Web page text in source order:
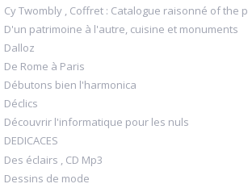
Cy Twombly , Coffret : Catalogue raisonné of the p
D'un patrimoine à l'autre, cuisine et monuments
Dalloz
De Rome à Paris
Débutons bien l'harmonica
Déclics
Découvrir l'informatique pour les nuls
DEDICACES
Des éclairs , CD Mp3
Dessins de mode